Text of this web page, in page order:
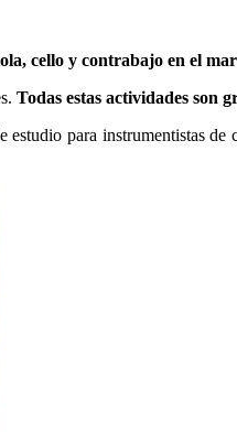
cello y contrabajo en el
Todas estas actividades son
para instrumentistas